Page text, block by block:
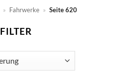
» Fahrwerke » Seite 620
FILTER